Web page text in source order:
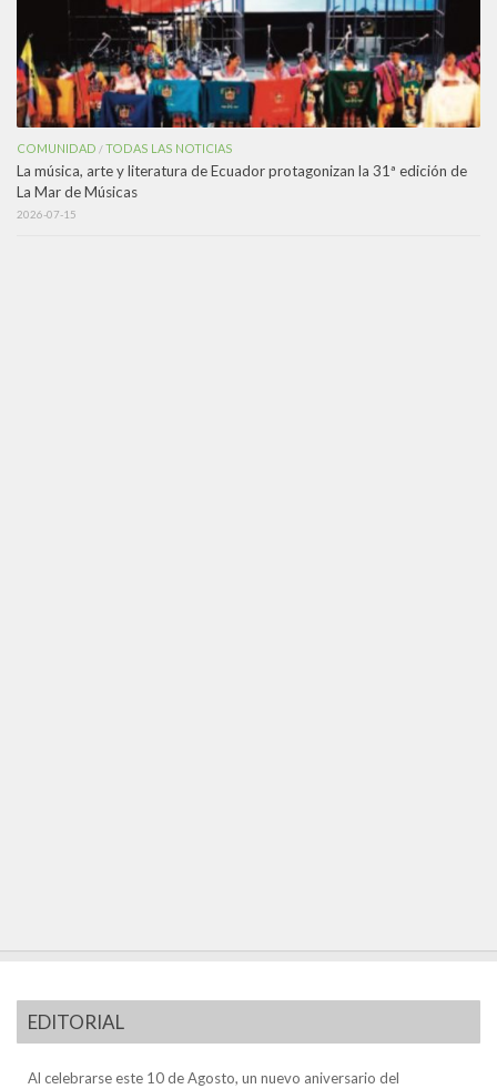
COMUNIDAD /TODAS LAS NOTICIAS
La música, arte y literatura de Ecuador protagonizan la 31ª edición de
La Mar de Músicas
2026-07-15
EDITORIAL
Al celebrarse este 10 de Agosto, un nuevo aniversario del